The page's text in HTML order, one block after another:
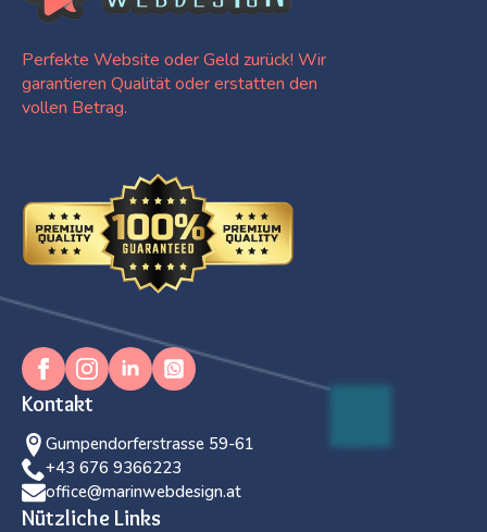
Perfekte Website oder Geld zurück! Wir
garantieren Qualität oder erstatten den
vollen Betrag.
Kontakt
Gumpendorferstrasse 59-61
+43 676 9366223
office@marinwebdesign.at
Nützliche Links